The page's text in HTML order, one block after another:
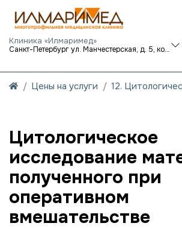
Клиника «Илмаримед»
Санкт-Петербург ул. Манчестерская, д. 5, корп. 1
Цены на услуги 12.
Цитологическое
исследование
полученного при
оперативном
вмешательстве